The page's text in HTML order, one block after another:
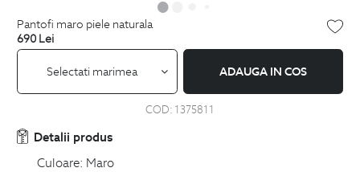
pantofi maro piele naturala
690 Lei
Selectati marimea ADAUGA IN COS
COD: 1375811
Detalii produs
Culoare: Maro